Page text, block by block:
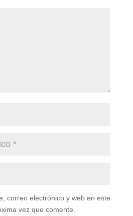
correo electrónico y web en este
vez que comente.